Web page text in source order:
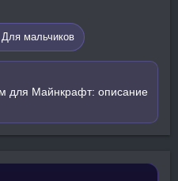
Для мальчиков
для Майнкрафт: описание